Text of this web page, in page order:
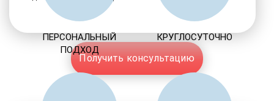
Получить консультацию
ПЕРСОНАЛЬНЫЙ
ПОДХОД
КРУГЛОСУТОЧНО